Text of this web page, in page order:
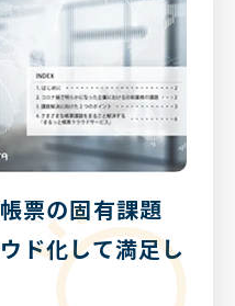
票の固有課題
ド化して満足し